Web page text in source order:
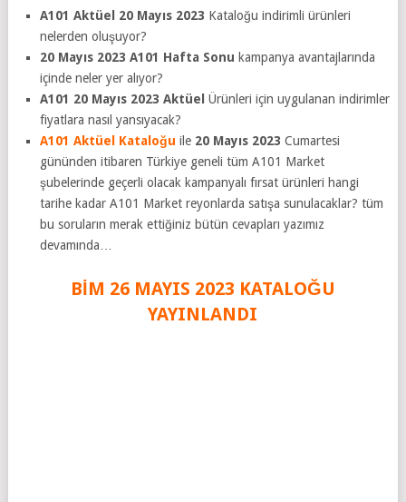
A101 Aktüel 20 Mayıs 2023 Kataloğu indirimli ürünleri
nelerden oluşuyor?
20 Mayıs 2023 A101 Hafta Sonu kampanya avantajlarında
içinde neler yer alıyor?
A101 20 Mayıs 2023 AktüelÜrünleri için uygulanan indirimler
fiyatlara nasıl yansıyacak?
A101 Aktüel Kataloğu ile 20 Mayıs 2023 Cumartesi
gününden itibaren Türkiye geneli tüm A101 Market
şubelerinde geçerli olacak kampanyalı fırsat ürünleri hangi
tarihe kadar A101 Market reyonlarda satışa sunulacaklar? tüm
bu soruların merak ettiğiniz bütün cevapları yazımız
devamında…
BİM 26 MAYIS 2023 KATALOĞU
YAYINLANDI